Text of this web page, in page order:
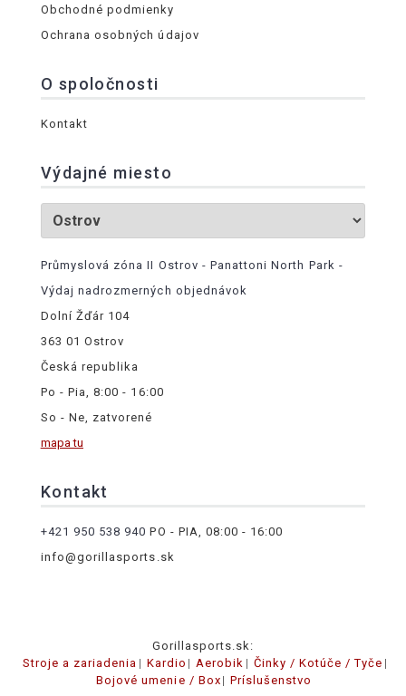
Obchodné podmienky
Ochrana osobných údajov
O spoločnosti
Kontakt
Výdajné miesto
Průmyslová zóna II Ostrov - Panattoni North Park -
Výdaj nadrozmerných objednávok
Dolní Žďár 104
363 01 Ostrov
Česká republika
Po - Pia, 8:00 - 16:00
So - Ne, zatvorené
mapa tu
Kontakt
+421 950 538 940 PO - PIA, 08:00 - 16:00
info@gorillasports.sk
Gorillasports.sk:
Stroje a zariadenia
Kardio Aerobik
Činky / Kotúče / Tyče
Bojové umenie / Box
Príslušenstvo